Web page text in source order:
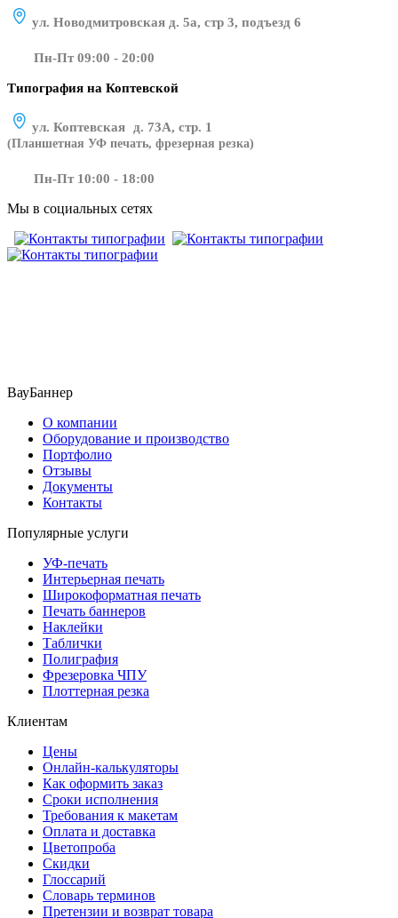
ул. Новодмитровская д. 5а, стр 3, подъезд 6
Пн-Пт 09:00 - 20:00
Типография на Коптевской
ул. Коптевская д. 73А, стр. 1
(Планшетная УФ печать, фрезерная резка)
Пн-Пт 10:00 - 18:00
Мы в социальных сетях
ВауБаннер
О компании
Оборудование и производство
Портфолио
Отзывы
Документы
Контакты
Популярные услуги
УФ-печать
Интерьерная печать
Широкоформатная печать
Печать баннеров
Наклейки
Таблички
Полиграфия
Фрезеровка ЧПУ
Плоттерная резка
Клиентам
Цены
Онлайн-калькуляторы
Как оформить заказ
Сроки исполнения
Требования к макетам
Оплата и доставка
Цветопроба
Скидки
Глоссарий
Словарь терминов
Претензии и возврат товара